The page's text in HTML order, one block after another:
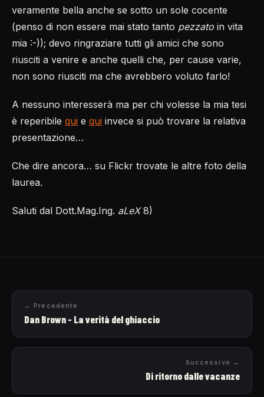
veramente bella anche se sotto un sole cocente
(penso di non essere mai stato tanto pezzato in vita
mia :-)); devo ringraziare tutti gli amici che sono
riusciti a venire e anche quelli che, per cause varie,
non sono riusciti ma che avrebbero voluto farlo!
A nessuno interesserà ma per chi volesse la mia tesi
è reperibile qui e qui invece si può trovare la relativa
presentazione…
Che dire ancora… su Flickr trovate le altre foto della
laurea.
Saluti dal Dott.Mag.Ing. aLeX8)
← Precedente
Dan Brown - La verità del ghiaccio
Successivo →
Di ritorno dalle vacanze